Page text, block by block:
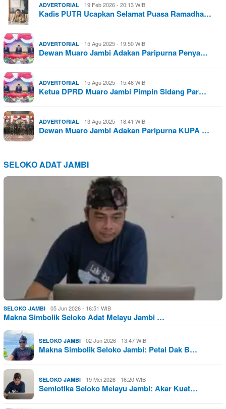
ADVERTORIAL 19 Feb 2026 - 20:13 WIB
Kadis PUTR Ucapkan Selamat Puasa Ramadha…
ADVERTORIAL 15 Agu 2025 - 19:50 WIB
Dewan Muaro Jambi Adakan Paripurna Penya…
ADVERTORIAL 15 Agu 2025 - 15:46 WIB
Ketua DPRD Muaro Jambi Pimpin Sidang Par…
ADVERTORIAL 13 Agu 2025 - 18:41 WIB
Dewan Muaro Jambi Adakan Paripurna KUPA …
SELOKO ADAT JAMBI
SELOKO JAMBI 05 Jun 2026 - 16:51 WIB
Makna Simbolik Seloko Adat Melayu Jambi …
SELOKO JAMBI 02 Jun 2026 - 13:47 WIB
Makna Simbolik Seloko Jambi: Petai Dak B…
SELOKO JAMBI 19 Mei 2026 - 16:20 WIB
Semiotika Seloko Melayu Jambi: Akar Kuat…